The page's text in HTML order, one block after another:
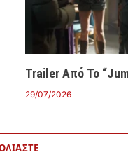
Trailer Από Το
29/07/2026